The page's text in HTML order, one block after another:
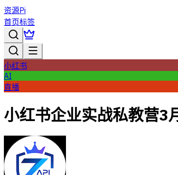
资源Pi
首页标签
小红书
AI
直播
小红书企业实战私教营3